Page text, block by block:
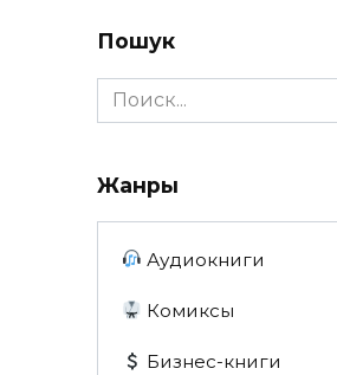
Пошук
Search
for:
Жанры
Аудиокниги
Комиксы
Бизнес-книги